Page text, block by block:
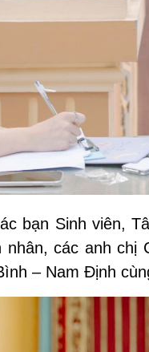
bạn Sinh viên,T
các anh chị
– Nam Định